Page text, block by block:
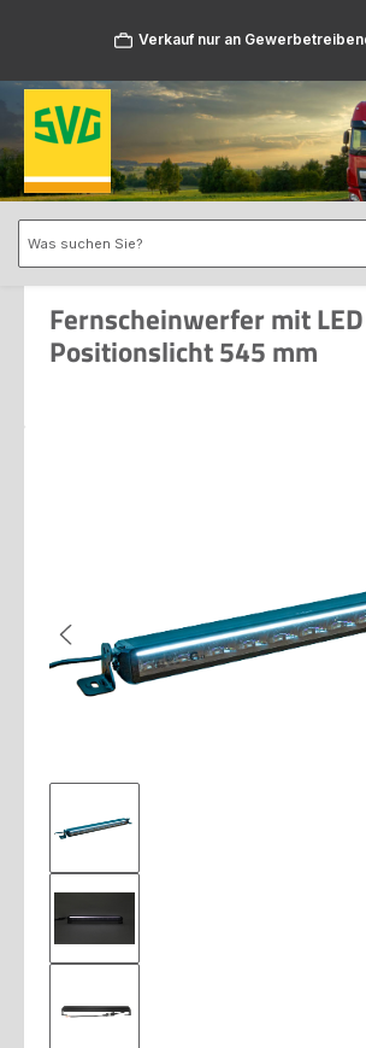
Verkauf nur an
Fernscheinwerfer mit LED
Positionslicht 545 mm